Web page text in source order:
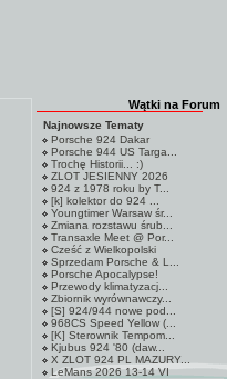
Wątki na Forum
Najnowsze Tematy
Porsche 924 Dakar
Porsche 944 US Targa...
Trochę Historii... :)
ZLOT JESIENNY 2026
924 z 1978 roku by T...
[k] kolektor do 924 ...
Youngtimer Warsaw śr...
Zmiana rozstawu śrub...
Transaxle Meet @ Por...
Cześć z Wielkopolski
Sprzedam Porsche & L...
Porsche Apocalypse!
Przewody klimatyzacj...
Zbiornik wyrównawczy...
[S] 924/944 nowe pod...
968CS Speed Yellow (...
[K] Sterownik Tempom...
Kjubus 924 '80 (daw...
X ZLOT 924 PL MAZURY...
LeMans 2026 13-14 VI